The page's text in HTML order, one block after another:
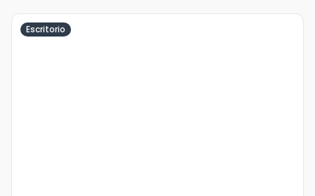
Escritorio